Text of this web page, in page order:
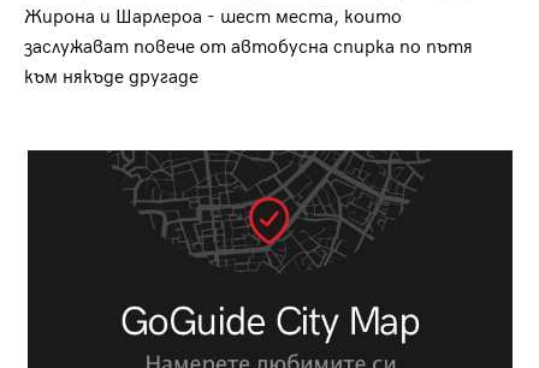
Жирона и Шарлероа - шест места, които
заслужават повече от автобусна спирка по пътя
към някъде другаде